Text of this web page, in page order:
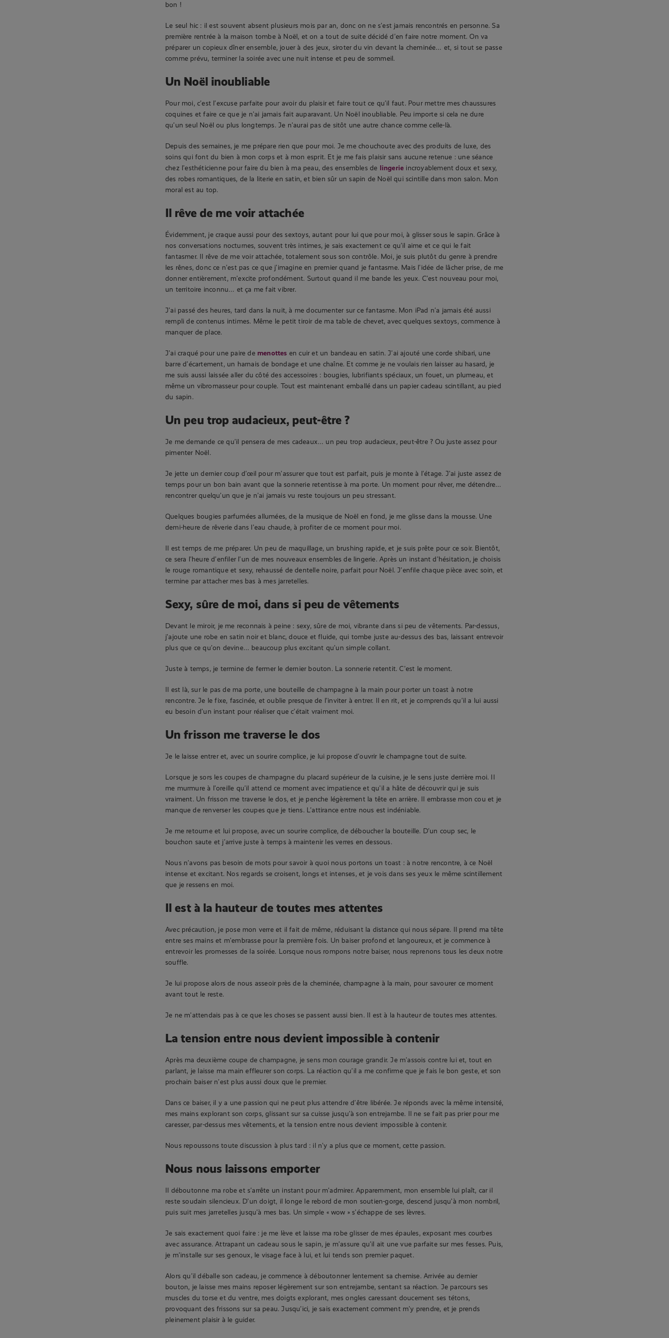
bon !
Le seul hic : il est souvent absent plusieurs mois par an, donc on ne s’est jamais rencontrés en personne. Sa
première rentrée à la maison tombe à Noël, et on a tout de suite décidé d’en faire notre moment. On va
préparer un copieux dîner ensemble, jouer à des jeux, siroter du vin devant la cheminée… et, si tout se passe
comme prévu, terminer la soirée avec une nuit intense et peu de sommeil.
Un Noël inoubliable
Pour moi, c’est l’excuse parfaite pour avoir du plaisir et faire tout ce qu’il faut. Pour mettre mes chaussures
coquines et faire ce que je n’ai jamais fait auparavant. Un Noël inoubliable. Peu importe si cela ne dure
qu’un seul Noël ou plus longtemps. Je n’aurai pas de sitôt une autre chance comme celle-là.
Depuis des semaines, je me prépare rien que pour moi. Je me chouchoute avec des produits de luxe, des
soins qui font du bien à mon corps et à mon esprit. Et je me fais plaisir sans aucune retenue : une séance
chez l’esthéticienne pour faire du bien à ma peau, des ensembles de lingerie incroyablement doux et sexy,
des robes romantiques, de la literie en satin, et bien sûr un sapin de Noël qui scintille dans mon salon. Mon
moral est au top.
Il rêve de me voir attachée
Évidemment, je craque aussi pour des sextoys, autant pour lui que pour moi, à glisser sous le sapin. Grâce à
nos conversations nocturnes, souvent très intimes, je sais exactement ce qu’il aime et ce qui le fait
fantasmer. Il rêve de me voir attachée, totalement sous son contrôle. Moi, je suis plutôt du genre à prendre
les rênes, donc ce n’est pas ce que j’imagine en premier quand je fantasme. Mais l’idée de lâcher prise, de me
donner entièrement, m’excite profondément. Surtout quand il me bande les yeux. C’est nouveau pour moi,
un territoire inconnu… et ça me fait vibrer.
J’ai passé des heures, tard dans la nuit, à me documenter sur ce fantasme. Mon iPad n’a jamais été aussi
rempli de contenus intimes. Même le petit tiroir de ma table de chevet, avec quelques sextoys, commence à
manquer de place.
J’ai craqué pour une paire de menottes en cuir et un bandeau en satin. J’ai ajouté une corde shibari, une
barre d’écartement, un harnais de bondage et une chaîne. Et comme je ne voulais rien laisser au hasard, je
me suis aussi laissée aller du côté des accessoires : bougies, lubrifiants spéciaux, un fouet, un plumeau, et
même un vibromasseur pour couple. Tout est maintenant emballé dans un papier cadeau scintillant, au pied
du sapin.
Un peu trop audacieux, peut-être ?
Je me demande ce qu’il pensera de mes cadeaux… un peu trop audacieux, peut-être ? Ou juste assez pour
pimenter Noël.
Je jette un dernier coup d’œil pour m’assurer que tout est parfait, puis je monte à l’étage. J’ai juste assez de
temps pour un bon bain avant que la sonnerie retentisse à ma porte. Un moment pour rêver, me détendre…
rencontrer quelqu’un que je n’ai jamais vu reste toujours un peu stressant.
Quelques bougies parfumées allumées, de la musique de Noël en fond, je me glisse dans la mousse. Une
demi-heure de rêverie dans l’eau chaude, à profiter de ce moment pour moi.
Il est temps de me préparer. Un peu de maquillage, un brushing rapide, et je suis prête pour ce soir. Bientôt,
ce sera l’heure d’enfiler l’un de mes nouveaux ensembles de lingerie. Après un instant d’hésitation, je choisis
le rouge romantique et sexy, rehaussé de dentelle noire, parfait pour Noël. J’enfile chaque pièce avec soin, et
termine par attacher mes bas à mes jarretelles.
Sexy, sûre de moi, dans si peu de vêtements
Devant le miroir, je me reconnais à peine : sexy, sûre de moi, vibrante dans si peu de vêtements. Par-dessus,
j’ajoute une robe en satin noir et blanc, douce et fluide, qui tombe juste au-dessus des bas, laissant entrevoir
plus que ce qu’on devine… beaucoup plus excitant qu’un simple collant.
Juste à temps, je termine de fermer le dernier bouton. La sonnerie retentit. C’est le moment.
Il est là, sur le pas de ma porte, une bouteille de champagne à la main pour porter un toast à notre
rencontre. Je le fixe, fascinée, et oublie presque de l’inviter à entrer. Il en rit, et je comprends qu’il a lui aussi
eu besoin d’un instant pour réaliser que c’était vraiment moi.
Un frisson me traverse le dos
Je le laisse entrer et, avec un sourire complice, je lui propose d’ouvrir le champagne tout de suite.
Lorsque je sors les coupes de champagne du placard supérieur de la cuisine, je le sens juste derrière moi. Il
me murmure à l’oreille qu’il attend ce moment avec impatience et qu’il a hâte de découvrir qui je suis
vraiment. Un frisson me traverse le dos, et je penche légèrement la tête en arrière. Il embrasse mon cou et je
manque de renverser les coupes que je tiens. L’attirance entre nous est indéniable.
Je me retourne et lui propose, avec un sourire complice, de déboucher la bouteille. D’un coup sec, le
bouchon saute et j’arrive juste à temps à maintenir les verres en dessous.
Nous n’avons pas besoin de mots pour savoir à quoi nous portons un toast : à notre rencontre, à ce Noël
intense et excitant. Nos regards se croisent, longs et intenses, et je vois dans ses yeux le même scintillement
que je ressens en moi.
Il est à la hauteur de toutes mes attentes
Avec précaution, je pose mon verre et il fait de même, réduisant la distance qui nous sépare. Il prend ma tête
entre ses mains et m’embrasse pour la première fois. Un baiser profond et langoureux, et je commence à
entrevoir les promesses de la soirée. Lorsque nous rompons notre baiser, nous reprenons tous les deux notre
souffle.
Je lui propose alors de nous asseoir près de la cheminée, champagne à la main, pour savourer ce moment
avant tout le reste.
Je ne m’attendais pas à ce que les choses se passent aussi bien. Il est à la hauteur de toutes mes attentes.
La tension entre nous devient impossible à contenir
Après ma deuxième coupe de champagne, je sens mon courage grandir. Je m’assois contre lui et, tout en
parlant, je laisse ma main effleurer son corps. La réaction qu’il a me confirme que je fais le bon geste, et son
prochain baiser n’est plus aussi doux que le premier.
Dans ce baiser, il y a une passion qui ne peut plus attendre d’être libérée. Je réponds avec la même intensité,
mes mains explorant son corps, glissant sur sa cuisse jusqu’à son entrejambe. Il ne se fait pas prier pour me
caresser, par-dessus mes vêtements, et la tension entre nous devient impossible à contenir.
Nous repoussons toute discussion à plus tard : il n’y a plus que ce moment, cette passion.
Nous nous laissons emporter
Il déboutonne ma robe et s’arrête un instant pour m’admirer. Apparemment, mon ensemble lui plaît, car il
reste soudain silencieux. D’un doigt, il longe le rebord de mon soutien-gorge, descend jusqu’à mon nombril,
puis suit mes jarretelles jusqu’à mes bas. Un simple « wow » s’échappe de ses lèvres.
Je sais exactement quoi faire : je me lève et laisse ma robe glisser de mes épaules, exposant mes courbes
avec assurance. Attrapant un cadeau sous le sapin, je m’assure qu’il ait une vue parfaite sur mes fesses. Puis,
je m’installe sur ses genoux, le visage face à lui, et lui tends son premier paquet.
Alors qu’il déballe son cadeau, je commence à déboutonner lentement sa chemise. Arrivée au dernier
bouton, je laisse mes mains reposer légèrement sur son entrejambe, sentant sa réaction. Je parcours ses
muscles du torse et du ventre, mes doigts explorant, mes ongles caressant doucement ses tétons,
provoquant des frissons sur sa peau. Jusqu’ici, je sais exactement comment m’y prendre, et je prends
pleinement plaisir à le guider.